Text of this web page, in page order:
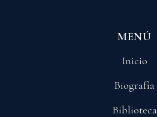
MENÚ
Inicio
Biografía
Biblioteca